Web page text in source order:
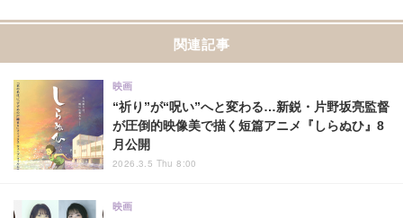
関連記事
“祈り”が“呪い”へと変わる…新鋭・片野坂亮監督
が圧倒的映像美で描く短篇アニメ『しらぬひ』8
月公開
映画
2026.3.5 Thu 8:00
映画